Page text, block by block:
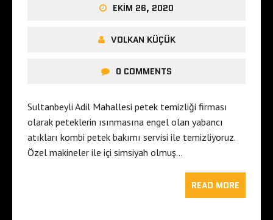
EKIM 26, 2020
VOLKAN KÜÇÜK
0 COMMENTS
Sultanbeyli Adil Mahallesi petek temizliği firması
olarak peteklerin ısınmasına engel olan yabancı
atıkları kombi petek bakımı servisi ile temizliyoruz.
Özel makineler ile içi simsiyah olmuş…
READ MORE